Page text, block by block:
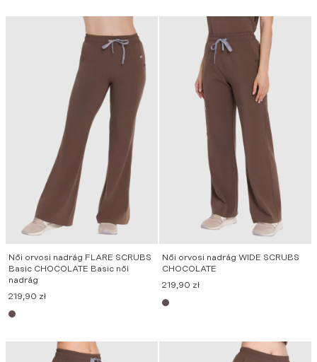
Női orvosi nadrág FLARE SCRUBS
Basic CHOCOLATE Basic női
nadrág
219,90 zł
Női orvosi nadrág WIDE SCRUBS
CHOCOLATE
219,90 zł